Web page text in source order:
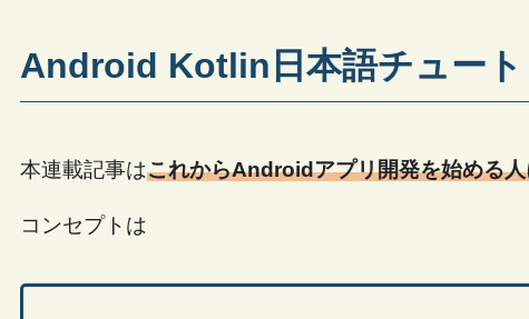
Android Kotlin日本語チュー
本連載記事はこれからAndroidアプリ開発を始める
コンセプトは